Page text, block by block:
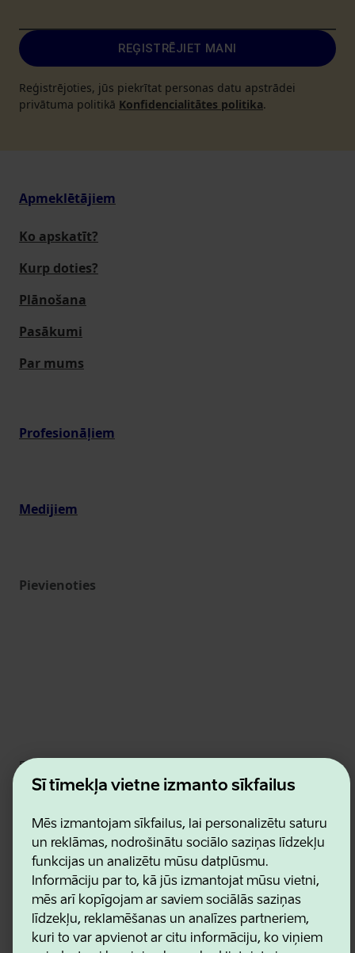
Šī tīmekļa vietne izmanto sīkfailus
Mēs izmantojam sīkfailus, lai personalizētu saturu
un reklāmas, nodrošinātu sociālo saziņas līdzekļu
funkcijas un analizētu mūsu datplūsmu.
Informāciju par to, kā jūs izmantojat mūsu vietni,
mēs arī kopīgojam ar saviem sociālās saziņas
līdzekļu, reklamēšanas un analīzes partneriem,
kuri to var apvienot ar citu informāciju, ko viņiem
REĢISTRĒJIET MANI
Reģistrējoties, jūs piekrītat personas datu apstrādei
privātuma politikā Konfidencialitātes politika.
Apmeklētājiem
Ko apskatīt?
Kurp doties?
Plānošana
Pasākumi
Par mums
Profesionāļiem
Medijiem
Pievienoties
Estonian Business and Innovation Agency
Kontakti
Sadarbības partneri
Lietošanas noteikumi
Sīkdatņu un konfidencialitātes politika